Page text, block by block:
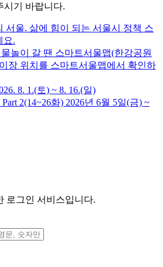
시기 바랍니다.
로그인 서비스입니다.